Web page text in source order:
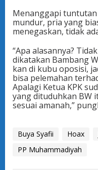
Menanggapi
mundur, pria yang
menegaskan, tidak
“Apa alasannya?
dikatakan Bambang
kan di kubu oposisi,
bisa pelemahan
Apalagi Ketua KPK
yang dituduhkan BW
sesuai amanah,”
Buya Syafii Hoax
PP Muhammadiyah